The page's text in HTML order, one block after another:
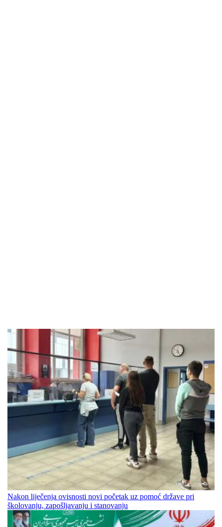
Nakon liječenja ovisnosti novi početak uz pomoć države pri
školovanju, zapošljavanju i stanovanju